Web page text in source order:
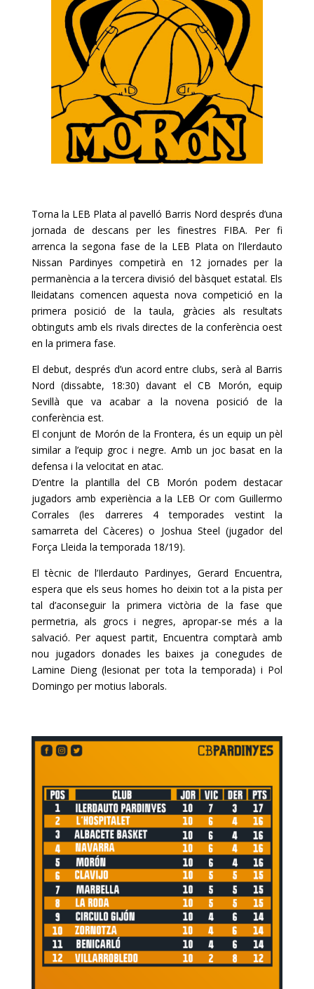
Torna la LEB Plata al pavelló Barris Nord després d’una
jornada de descans per les finestres FIBA. Per fi
arrenca la segona fase de la LEB Plata on l’Ilerdauto
Nissan Pardinyes competirà en 12 jornades per la
permanència a la tercera divisió del bàsquet estatal. Els
lleidatans comencen aquesta nova competició en la
primera posició de la taula, gràcies als resultats
obtinguts amb els rivals directes de la conferència oest
en la primera fase.
El debut, després d’un acord entre clubs, serà al Barris
Nord (dissabte, 18:30) davant elCB Morón, equip
Sevillà que va acabar a la novena posició de la
conferència est.
El conjunt de Morón de la Frontera, és un equip un pèl
similar a l’equip groc i negre. Amb un joc basat en la
defensa i la velocitat en atac.
D’entre la plantilla delCB Morón podem destacar
jugadors amb experiència a la LEB Or comGuillermo
Corrales (les darreres 4 temporades vestint la
samarreta del Càceres) o Joshua Steel (jugador del
Força Lleida la temporada 18/19).
El tècnic de l’Ilerdauto Pardinyes, Gerard Encuentra,
espera que els seus homes ho deixin tot a la pista per
tal d’aconseguir la primera victòria de la fase que
permetria, als grocs i negres, apropar-se més a la
salvació. Per aquest partit, Encuentra comptarà amb
nou jugadors donades les baixes ja conegudes de
Lamine Dieng(lesionat per tota la temporada) i Pol
Domingo per motius laborals.